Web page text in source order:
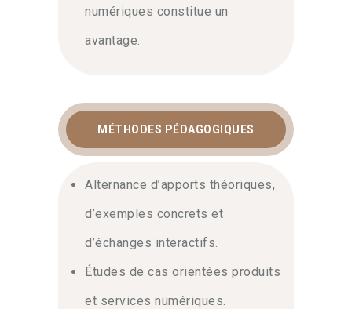
numériques constitue un
avantage.
MÉTHODES PÉDAGOGIQUES
Alternance d’apports théoriques,
d’exemples concrets et
d’échanges interactifs.
Études de cas orientées produits
et services numériques.